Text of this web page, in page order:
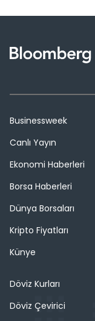
Businessweek
Canlı Yayın
Ekonomi Haberleri
Borsa Haberleri
Dünya Borsaları
Kripto Fiyatları
Künye
Döviz Kurları
Döviz Çevirici